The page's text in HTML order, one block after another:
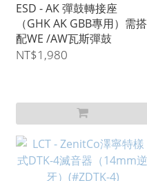
ESD - AK 彈鼓轉接座
（GHK AK GBB專用）需搭
配WE /AW瓦斯彈鼓
NT$1,980